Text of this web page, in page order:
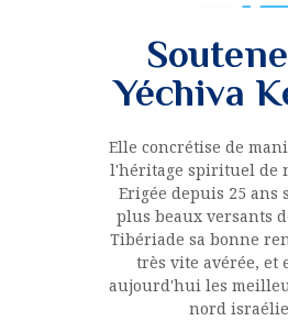
TALMUD TORAH
YÉCHIVA KÉTANA
LE TOMBEAU
POUR VOUS
Yéchiva
Elle concrétise de
l'héritage spirituel de
Erigée depuis 25 ans
plus beaux versants
Tibériade sa bonne
très vite avérée, et
aujourd'hui les
nord